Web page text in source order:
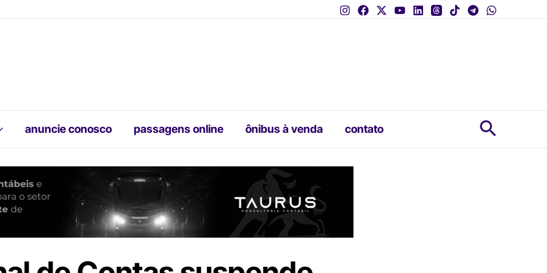
anuncie conosco passagens online ônibus à venda contato